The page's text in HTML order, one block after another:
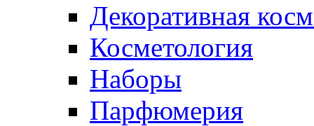
Декоративная
Косметология
Наборы
Парфюмерия